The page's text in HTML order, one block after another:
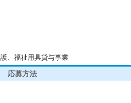
、福祉用具貸与事業
応募方法